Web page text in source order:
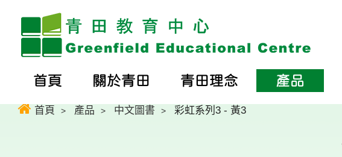
首頁 關於青田 青田理念 產品
首頁 產品 中文圖書 彩虹系列3 - 黃3